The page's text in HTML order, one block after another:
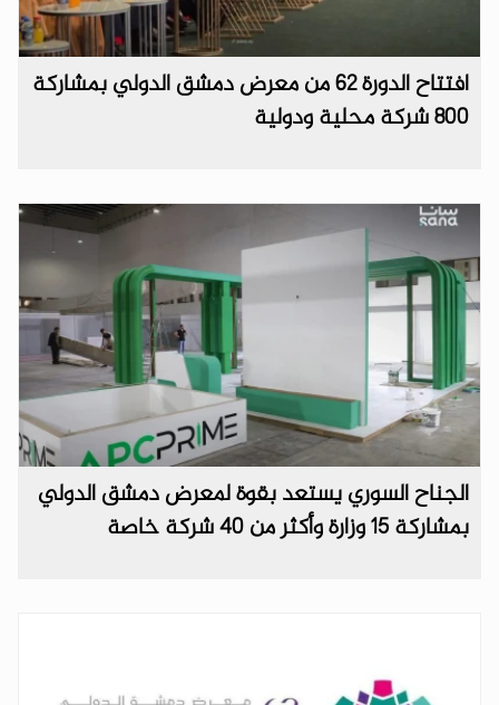
افتتاح الدورة 62 من معرض دمشق الدولي بمشاركة
800 شركة محلية ودولية
الجناح السوري يستعد بقوة لمعرض دمشق الدولي
بمشاركة 15 وزارة وأكثر من 40 شركة خاصة